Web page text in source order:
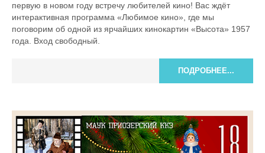
первую в новом году встречу любителей кино! Вас ждёт
интерактивная программа «Любимое кино», где мы
поговорим об одной из ярчайших кинокартин «Высота» 1957
года. Вход свободный.
ПОДРОБНЕЕ...